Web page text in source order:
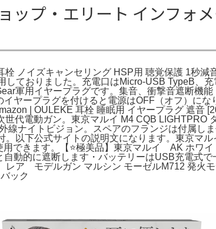
ップ・エリート インフォ
ノイズキャンセリング HSP用 聴覚保護 1秒減
ておりました。充電口はMicro-USB TypeB、
軍用イヤープラグです。集音、衝撃音遮断機
ヤープラグを付けると電源はOFF（オフ）にな
| OULEKE 耳栓 睡眠用 イヤープラグ 遮音
代電動ガン。東京マルイ M4 CQB LIGHTPRO
ナイトビジョン。スペアのフランジは付属し
。以下公式サイトの説明文になります。東京マ
用できます。【⭐️極美品】東京マルイ AK ホワ
動的に遮断します・バッテリーはUSB充電式
レア モデルガン マルシン モーゼルM712 発火
ック